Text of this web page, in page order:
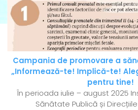
Campania de promovare a
„Informează-te! Implică-te!
pentru tine!
În perioada iulie – august 2025
Sănătate Publică și